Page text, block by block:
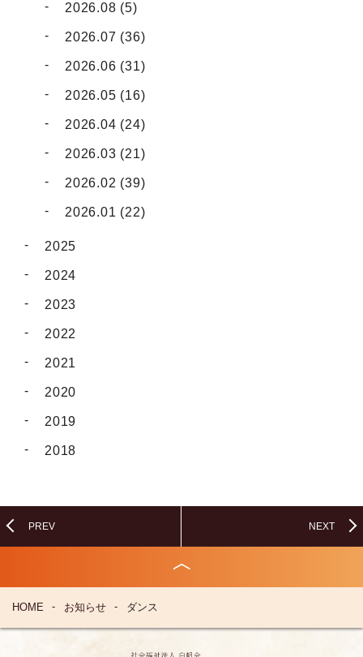
2026.08 (5)
2026.07 (36)
2026.06 (31)
2026.05 (16)
2026.04 (24)
2026.03 (21)
2026.02 (39)
2026.01 (22)
2025
2024
2023
2022
2021
2020
2019
2018
PREV NEXT
HOME お知らせ ダンス